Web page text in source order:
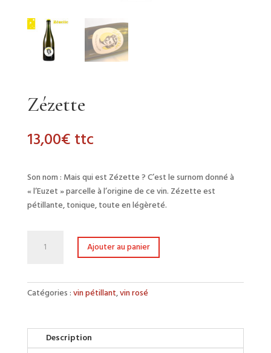
Zézette
13,00€ ttc
Son nom : Mais qui est Zézette ? C’est le surnom donné à
« l’Euzet » parcelle à l’origine de ce vin. Zézette est
pétillante, tonique, toute en légèreté.
Ajouter au panier
Catégories : vin pétillant,vin rosé
Description